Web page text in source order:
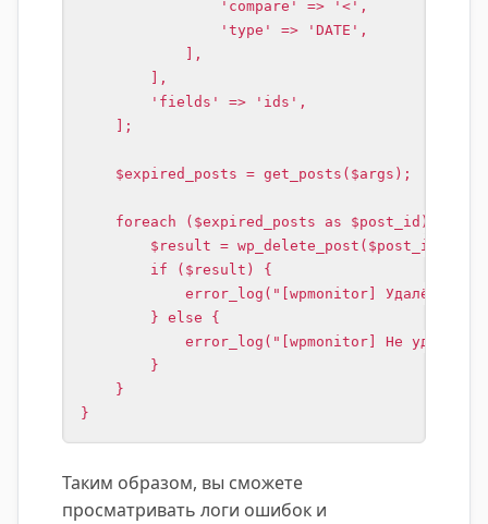
                'compare' => '<',
                'type' => 'DATE',
            ],
        ],
        'fields' => 'ids',
    ];
    $expired_posts = get_posts($args);
    foreach ($expired_posts as $post_id) {
$result = wp_delete_post($post_id,
        if ($result) {
error_log("[wpmonitor] Удалён
        } else {
error_log("[wpmonitor] Не удалось
        }
    }
}
Таким образом, вы сможете
просматривать логи ошибок и